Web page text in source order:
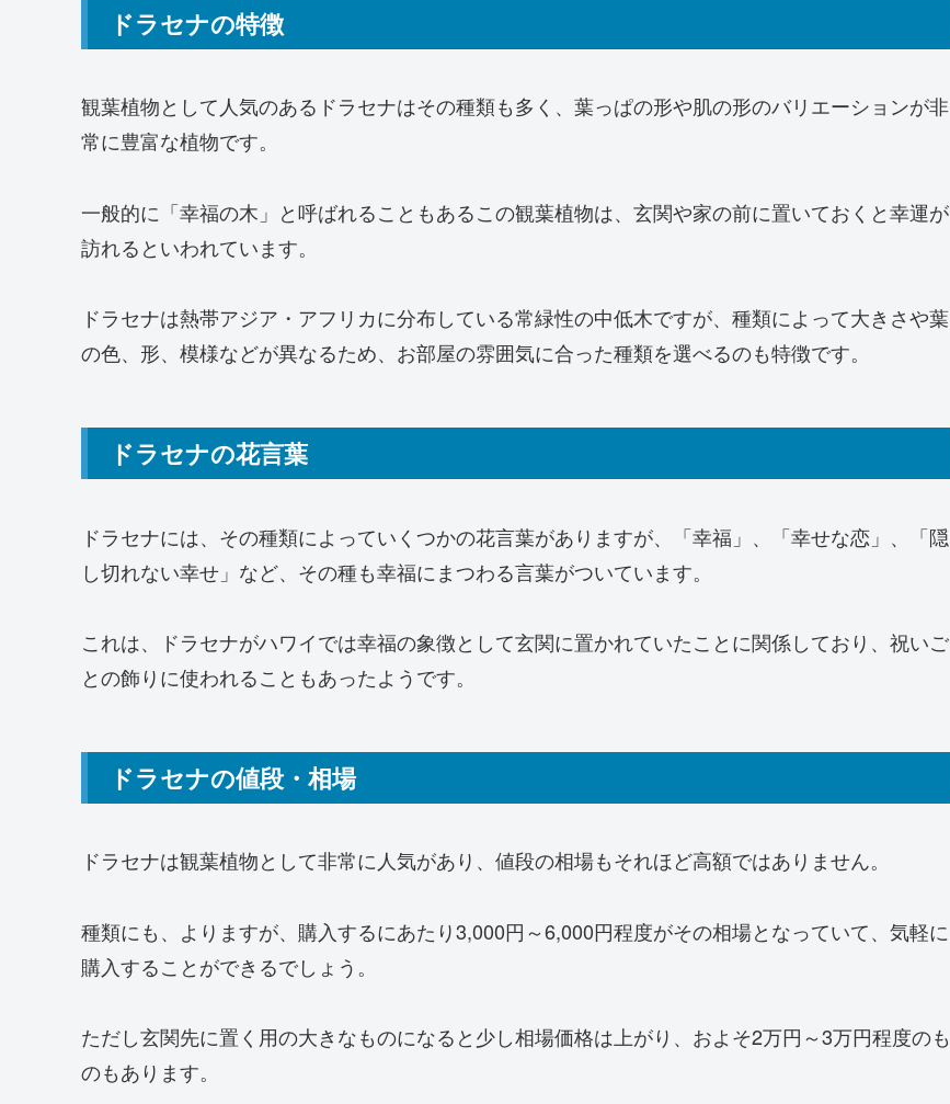
ドラセナの特徴
観葉植物として人気のあるドラセナはその種類も多く、葉っぱの形や肌の形のバリエーションが非
常に豊富な植物です。
一般的に「幸福の木」と呼ばれることもあるこの観葉植物は、玄関や家の前に置いておくと幸運が
訪れるといわれています。
ドラセナは熱帯アジア・アフリカに分布している常緑性の中低木ですが、種類によって大きさや葉
の色、形、模様などが異なるため、お部屋の雰囲気に合った種類を選べるのも特徴です。
ドラセナの花言葉
ドラセナには、その種類によっていくつかの花言葉がありますが、「幸福」、「幸せな恋」、「隠
し切れない幸せ」など、その種も幸福にまつわる言葉がついています。
これは、ドラセナがハワイでは幸福の象徴として玄関に置かれていたことに関係しており、祝いご
との飾りに使われることもあったようです。
ドラセナの値段・相場
ドラセナは観葉植物として非常に人気があり、値段の相場もそれほど高額ではありません。
種類にも、よりますが、購入するにあたり3,000円～6,000円程度がその相場となっていて、気軽に
購入することができるでしょう。
ただし玄関先に置く用の大きなものになると少し相場価格は上がり、およそ2万円～3万円程度のも
のもあります。